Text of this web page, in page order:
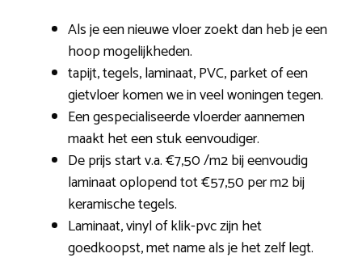
Als je een nieuwe vloer zoekt dan heb je een
hoop mogelijkheden.
tapijt, tegels, laminaat, PVC, parket of een
gietvloer komen we in veel woningen tegen.
Een gespecialiseerde vloerder aannemen
maakt het een stuk eenvoudiger.
De prijs start v.a. €7,50 /m2 bij eenvoudig
laminaat oplopend tot €57,50 per m2 bij
keramische tegels.
Laminaat, vinyl of klik-pvc zijn het
goedkoopst, met name als je het zelf legt.